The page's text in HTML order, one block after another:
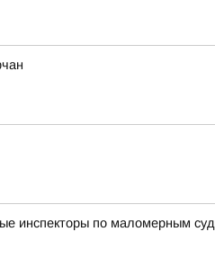
инспекторы по маломерным